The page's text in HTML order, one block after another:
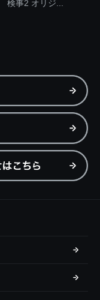
検事2 オリジ...